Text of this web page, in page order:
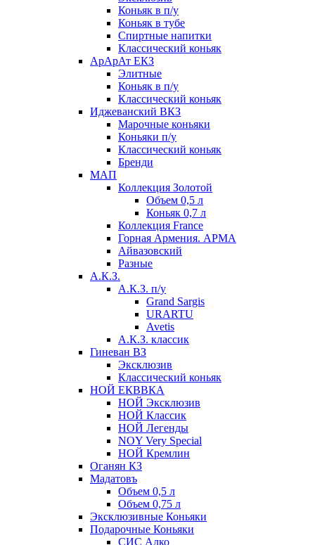
Коньяк в п/у
Коньяк в тубе
Спиртные напитки
Классический коньяк
АрАрАт ЕКЗ
Элитные
Коньяк в п/у
Классический коньяк
Иджеванский ВКЗ
Марочные коньяки
Коньяки п/у
Классический коньяк
Бренди
МАП
Коллекция Золотой
Объем 0,5 л
Коньяк 0,7 л
Коллекция France
Горная Армения. АРМА
Айвазовский
Разные
А.К.З.
А.К.З. п/у
Grand Sargis
URARTU
Avetis
А.К.З. классик
Гиневан ВЗ
Эксклюзив
Классический коньяк
НОЙ ЕКВВКА
НОЙ Эксклюзив
НОЙ Классик
НОЙ Легенды
NOY Very Speсial
НОЙ Кремлин
Оганян КЗ
Мадатовъ
Объем 0,5 л
Объем 0,75 л
Эксклюзивные Коньяки
Подарочные Коньяки
СИС Алко